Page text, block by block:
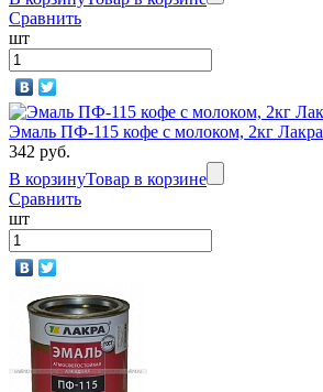
Сравнить
шт
Эмаль ПФ-115 кофе с молоком, 2кг Лакра
342 руб.
В корзинуТовар в корзине
Сравнить
шт